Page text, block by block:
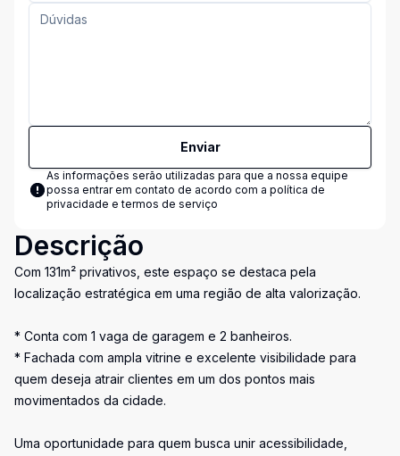
Enviar
As informações serão utilizadas para que a nossa equipe
possa entrar em contato de acordo com a política de
privacidade e termos de serviço
Descrição
Com 131m² privativos, este espaço se destaca pela
localização estratégica em uma região de alta valorização.
* Conta com 1 vaga de garagem e 2 banheiros.
* Fachada com ampla vitrine e excelente visibilidade para
quem deseja atrair clientes em um dos pontos mais
movimentados da cidade.
Uma oportunidade para quem busca unir acessibilidade,